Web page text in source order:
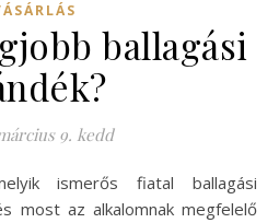
ballagási
9. kedd
most az alkalomnak megfelelő